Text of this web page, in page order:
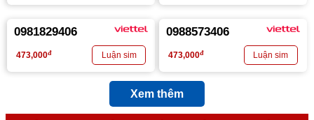
0981829406
473,000đ
0988573406
473,000đ
Xem thêm